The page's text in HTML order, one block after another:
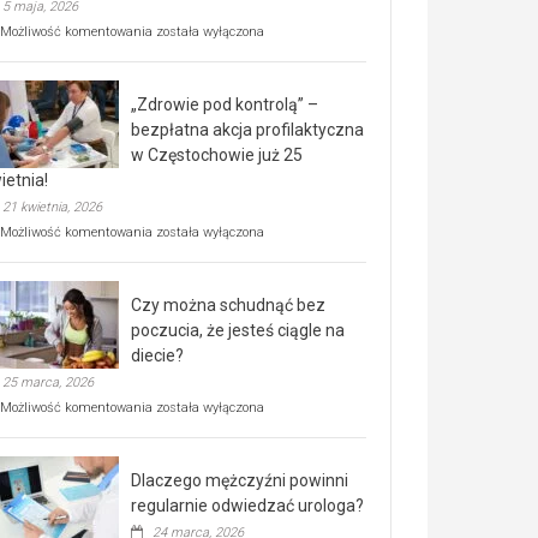
5 maja, 2026
Możliwość komentowania Rusza
rehabilitacji
dla
seniorów!
została wyłączona
„Zdrowie pod kontrolą” –
bezpłatna akcja profilaktyczna
w Częstochowie już 25
21 kwietnia, 2026
Możliwość komentowania „Zdrowie
bezpłatna
akcja
profilaktyczna
w
już
kwietnia!
została wyłączona
Czy można schudnąć bez
poczucia, że jesteś ciągle na
diecie?
25 marca, 2026
Możliwość komentowania Czy
poczucia,
że
została wyłączona
Dlaczego mężczyźni powinni
regularnie odwiedzać urologa?
24 marca, 2026